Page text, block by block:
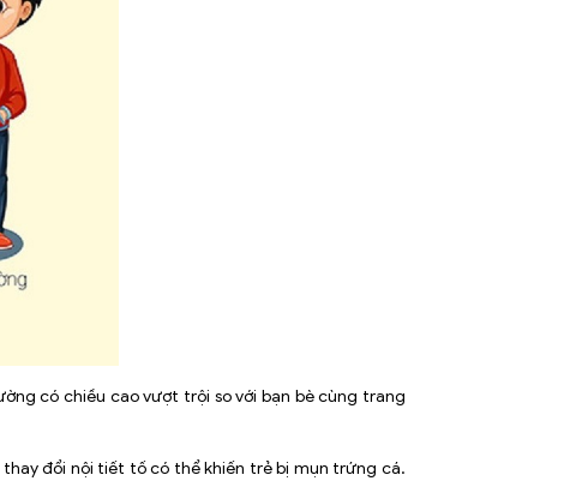
có chiều cao vượt trội so với bạn bè cùng trang
đổi nội tiết tố có thể khiến trẻ bị mụn trứng cá.